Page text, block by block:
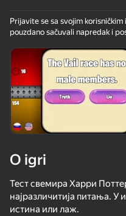
Ova igra
Prijavite se sa svojim
pouzdano sačuvali napredak i
O igri
Тест свемира Харри
најразличитија питања. У
истина или лаж.